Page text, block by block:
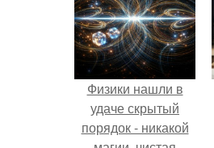
Физики нашли в
удаче скрытый
порядок - никакой